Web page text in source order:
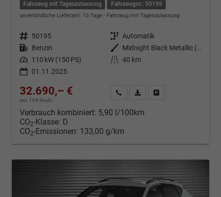
Fahrzeug mit Tageszulassung Fahrzeugnr.: 50195
unverbindliche Lieferzeit: 10 Tage Fahrzeug mit Tageszulassung
Fahrzeugnr. 50195 Getriebe Automatik
Kraftstoff Benzin Außenfarbe
Midnight Black Metallic (0E)
Leistung 110 kW (150 PS) Kilometerstand 40 km
01.11.2025
32.690,– €
incl. 19% MwSt.
Kontakt & Angebot anfordern
PDF-Datei, Fahrzeugexposé
Verbrauch kombiniert: 5,90 l/100km
CO2-Klasse: D
CO2-Emissionen: 133,00 g/km